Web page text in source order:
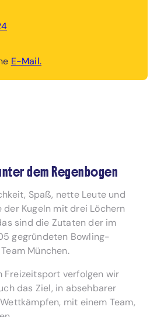
E-Mail.
dem Regenbogen
Spaß, nette Leute und
der Kugeln mit drei Löchern
sind die Zutaten der im
gegründeten Bowling-
München.
Freizeitsport verfolgen wir
das Ziel, in absehbarer
mit einem Team,